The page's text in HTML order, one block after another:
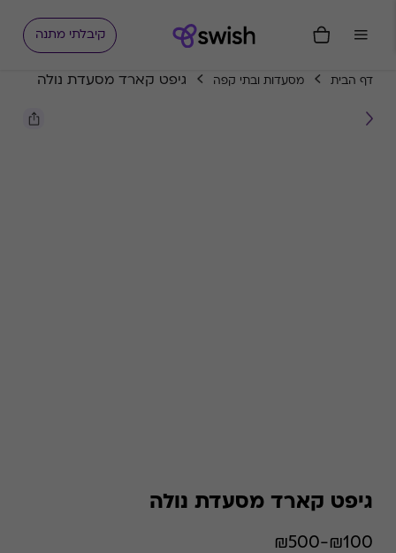
קיבלתי מתנה
דף הבית מסעדות ובתי קפה גיפט קארד מסעדת נולה
גיפט קארד מסעדת נולה
₪100-₪500